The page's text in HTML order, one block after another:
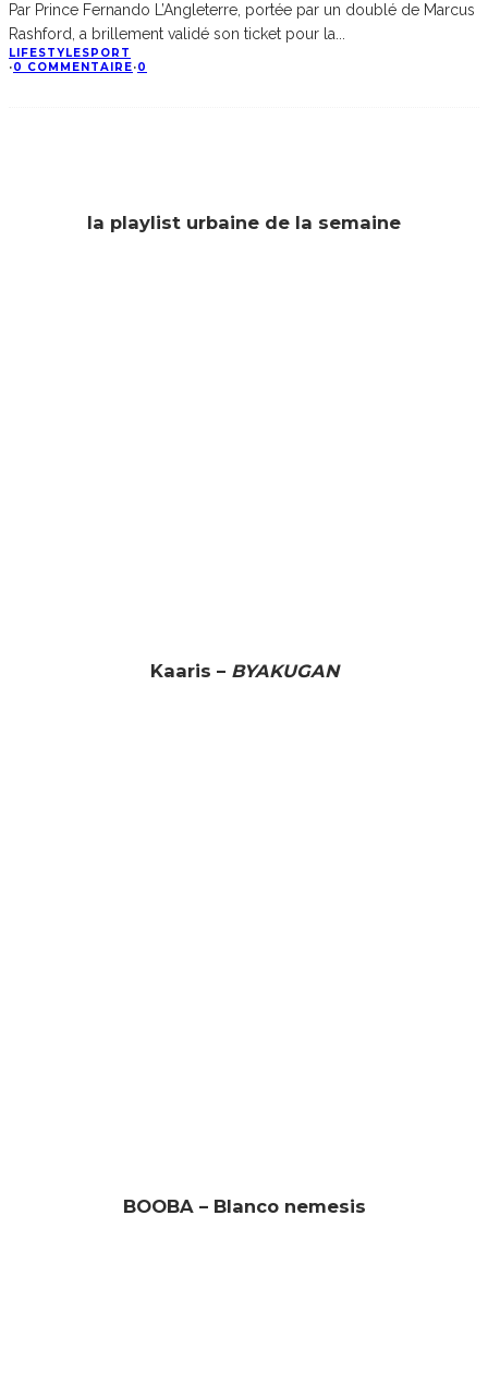
Par Prince Fernando L’Angleterre, portée par un doublé de Marcus
Rashford, a brillement validé son ticket pour la
LIFESTYLESPORT
·0 COMMENTAIRE·0
la playlist urbaine de la semaine
Kaaris – BYAKUGAN
BOOBA – Blanco nemesis